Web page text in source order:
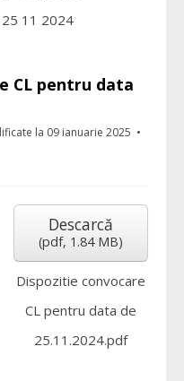
11 2024
CL pentru data
la 09 ianuarie 2025
Descarcă
(pdf, 1.84 MB)
Dispozitie convocare
CL pentru data de
25.11.2024.pdf